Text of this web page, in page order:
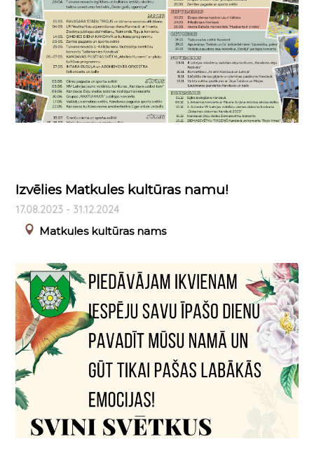
Izvēlies Matkules kultūras namu!
17.08.2023 - 31.12.2024
Matkules kultūras nams